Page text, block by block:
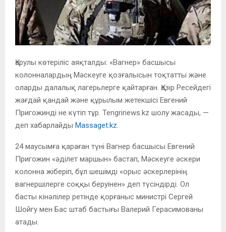
Қарулы көтеріліс аяқталды: «Вагнер» басшысы
колонналардың Мәскеуге қозғалысын тоқтатты және
оларды далалық лагерьлерге қайтарған. Қазір Ресейдегі
жағдай қандай және құрылым жетекшісі Евгений
Пригожинді не күтіп тұр. Tengrinews.kz шолу жасады, —
деп хабарлайды Massaget.kz.
24 маусымға қараған түні Вагнер басшысы Евгений
Пригожин «әділет маршын» бастап, Мәскеуге әскери
колонна жіберіп, бұл шешімді «орыс әскерлерінің
вагнершілерге соққы беруінен» деп түсіндірді. Ол
басты кінәлілер ретінде қорғаныс министрі Сергей
Шойгу мен Бас штаб бастығы Валерий Герасимованы
атады.